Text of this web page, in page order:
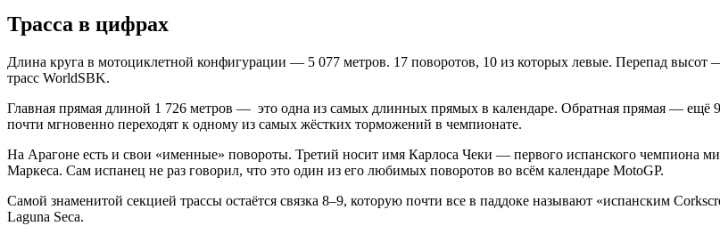
Трасса в цифрах
Длина круга в мотоциклетной конфигурации — 5 077 метров. 17 поворотов, 10 из которых левые. Перепад высот
трасс WorldSBK.
Главная прямая длиной 1 726 метров — это одна из самых длинных прямых в календаре. Обратная прямая — ещё
почти мгновенно переходят к одному из самых жёстких торможений в чемпионате.
На Арагоне есть и свои «именные» повороты. Третий носит имя Карлоса Чеки — первого испанского чемпиона
Маркеса. Сам испанец не раз говорил, что это один из его любимых поворотов во всём календаре MotoGP.
Самой знаменитой секцией трассы остаётся связка 8–9, которую почти все в паддоке называют «испанским
Laguna Seca.